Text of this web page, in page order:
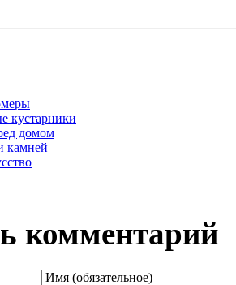
кустарники
домом
камней
комментарий
Имя (обязательное)